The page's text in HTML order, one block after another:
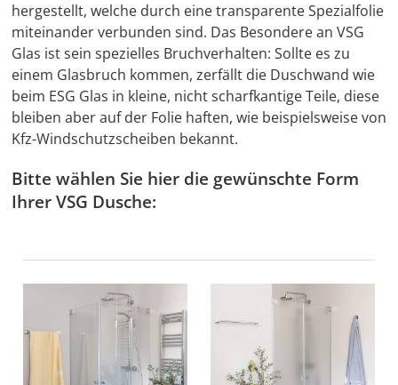
hergestellt, welche durch eine transparente Spezialfolie
miteinander verbunden sind. Das Besondere an VSG
Glas ist sein spezielles Bruchverhalten: Sollte es zu
einem Glasbruch kommen, zerfällt die Duschwand wie
beim ESG Glas in kleine, nicht scharfkantige Teile, diese
bleiben aber auf der Folie haften, wie beispielsweise von
Kfz-Windschutzscheiben bekannt.
Bitte wählen Sie hier die gewünschte Form
Ihrer VSG Dusche: